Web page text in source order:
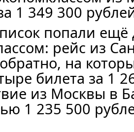
1 349 300
попали ещё
рейс из
на
билета за 1
из Москвы в
1 235 500